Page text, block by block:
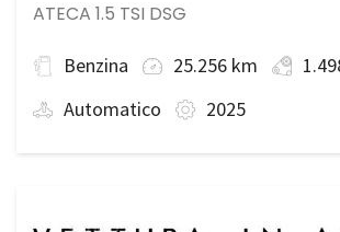
ATECA 1.5 TSI DSG
Benzina 25.256 km
Automatico
2025